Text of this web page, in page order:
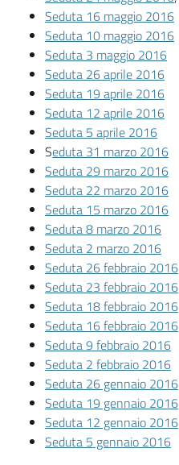
Seduta 16 maggio 2016
Seduta 10 maggio 2016
Seduta 3 maggio 2016
Seduta 26 aprile 2016
Seduta 19 aprile 2016
Seduta 12 aprile 2016
Seduta 5 aprile 2016
Seduta 31 marzo 2016
Seduta 29 marzo 2016
Seduta 22 marzo 2016
Seduta 15 marzo 2016
Seduta 8 marzo 2016
Seduta 2 marzo 2016
Seduta 26 febbraio 2016
Seduta 23 febbraio 2016
Seduta 18 febbraio 2016
Seduta 16 febbraio 2016
Seduta 9 febbraio 2016
Seduta 2 febbraio 2016
Seduta 26 gennaio 2016
Seduta 19 gennaio 2016
Seduta 12 gennaio 2016
Seduta 5 gennaio 2016